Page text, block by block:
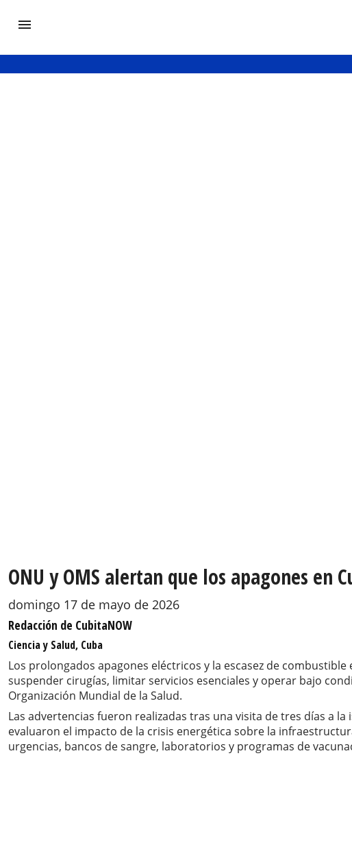
ONU y OMS alertan que los apagones en
domingo 17 de mayo de 2026
Redacción de CubitaNOW
Ciencia y Salud, Cuba
Los prolongados apagones eléctricos y la escasez de
suspender cirugías, limitar servicios esenciales y operar bajo
Organización Mundial de la Salud.
Las advertencias fueron realizadas tras una visita de tres días a
evaluaron el impacto de la crisis energética sobre la
urgencias, bancos de sangre, laboratorios y programas de